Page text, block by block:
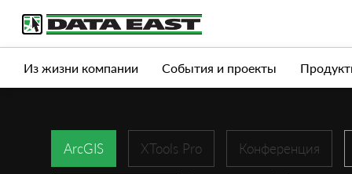
Услуги Продукты Истории успеха
Из жизни компании События и проекты
ArcGIS XTools Pro Конференция